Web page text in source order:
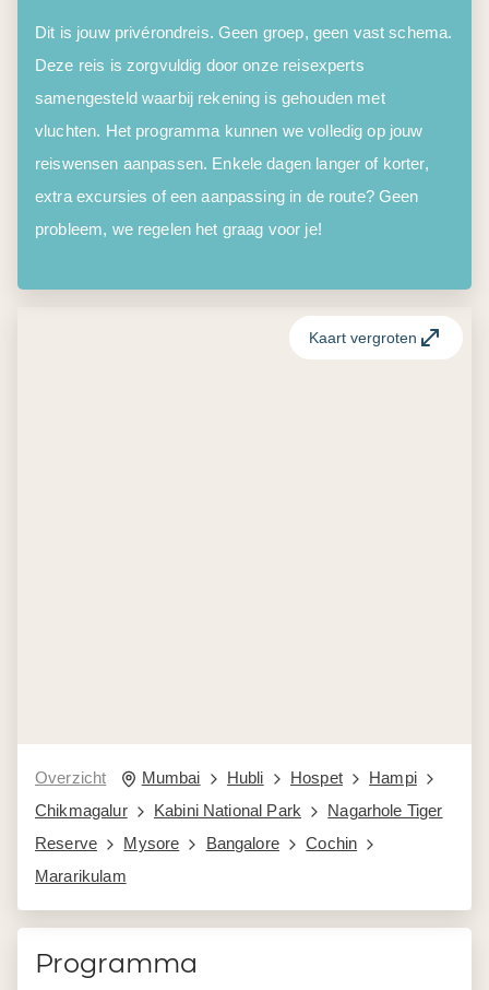
Dit is jouw privérondreis. Geen groep, geen vast schema.
Deze reis is zorgvuldig door onze reisexperts
samengesteld waarbij rekening is gehouden met
vluchten. Het programma kunnen we volledig op jouw
reiswensen aanpassen. Enkele dagen langer of korter,
extra excursies of een aanpassing in de route? Geen
probleem, we regelen het graag voor je!
Overzicht Mumbai Hubli Hospet
Hampi
Chikmagalur
Kabini National Park
Nagarhole Tiger
Reserve
Mysore Bangalore
Cochin
Mararikulam
Kaart vergroten
Programma